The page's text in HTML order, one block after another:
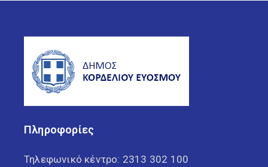
Πληροφορίες
Τηλεφωνικό κέντρο: 2313 302 100